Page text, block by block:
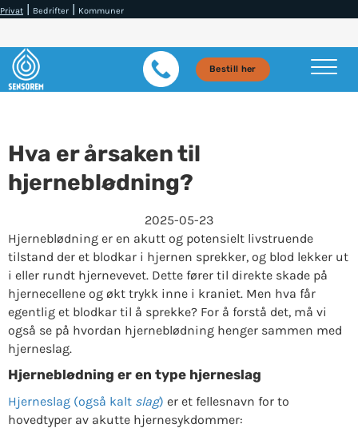
Privat | Bedrifter | Kommuner
Bestill her
Hva er årsaken til
hjerneblødning?
2025-05-23
Hjerneblødning er en akutt og potensielt livstruende
tilstand der et blodkar i hjernen sprekker, og blod lekker ut
i eller rundt hjernevevet. Dette fører til direkte skade på
hjernecellene og økt trykk inne i kraniet. Men hva får
egentlig et blodkar til å sprekke? For å forstå det, må vi
også se på hvordan hjerneblødning henger sammen med
hjerneslag.
Hjerneblødning er en type hjerneslag
Hjerneslag (også kalt slag) er et fellesnavn for to
hovedtyper av akutte hjernesykdommer: